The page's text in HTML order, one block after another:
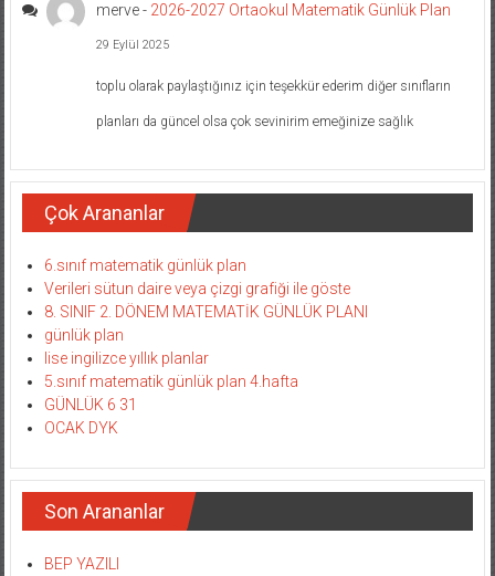
merve- 2026-2027 Ortaokul Matematik Günlük Plan
29 Eylül 2025
toplu olarak paylaştığınız için teşekkür ederim diğer sınıfların
planları da güncel olsa çok sevinirim emeğinize sağlık
Çok Arananlar
6.sınıf matematik günlük plan
Verileri sütun daire veya çizgi grafiği ile göste
8. SINIF 2. DÖNEM MATEMATİK GÜNLÜK PLANI
günlük plan
lise ingilizce yıllık planlar
5.sınıf matematik günlük plan 4.hafta
GÜNLÜK 6 31
OCAK DYK
Son Arananlar
BEP YAZILI